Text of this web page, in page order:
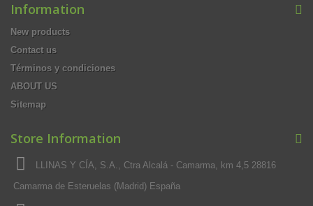
Information
New products
Contact us
Términos y condiciones
ABOUT US
Sitemap
Store Information
LLINAS Y CÍA, S.A., Ctra Alcalá - Camarma, km 4,5 28816
Camarma de Esteruelas (Madrid) España